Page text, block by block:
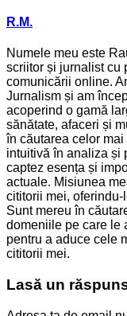
R.M.
Numele meu este
scriitor și jurnalist cu
comunicării online.
Jurnalism și am
acoperind o gamă
sănătate, afaceri și
în căutarea celor
intuitivă în analiza și
captez esența și
actuale. Misiunea
cititorii mei,
Sunt mereu în
domeniile pe care le
pentru a aduce cele
cititorii mei.
Lasă un